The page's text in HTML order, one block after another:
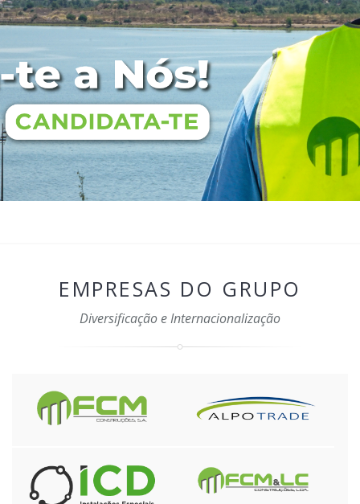
EMPRESAS DO GRUPO
Diversificação e Internacionalização